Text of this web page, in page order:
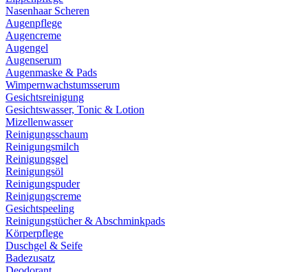
Nasenhaar Scheren
Augenpflege
Augencreme
Augengel
Augenserum
Augenmaske & Pads
Wimpernwachstumsserum
Gesichtsreinigung
Gesichtswasser, Tonic & Lotion
Mizellenwasser
Reinigungsschaum
Reinigungsmilch
Reinigungsgel
Reinigungsöl
Reinigungspuder
Reinigungscreme
Gesichtspeeling
Reinigungstücher & Abschminkpads
Körperpflege
Duschgel & Seife
Badezusatz